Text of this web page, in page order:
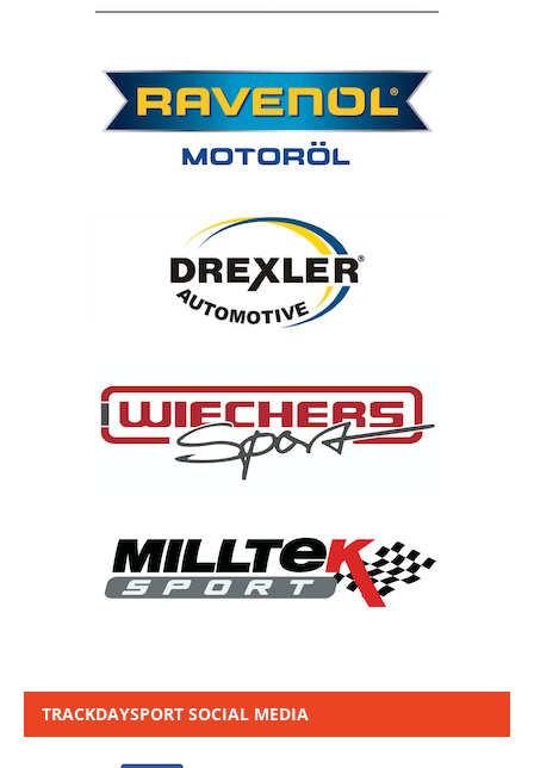
TRACKDAYSPORT SOCIAL MEDIA